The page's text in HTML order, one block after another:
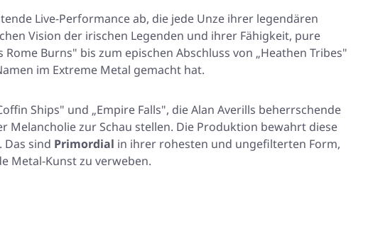
Live-Performance ab, die jede Unze ihrer legendären
Vision der irischen Legenden und ihrer Fähigkeit, pure
Burns" bis zum epischen Abschluss von „Heathen Tribes"
im Extreme Metal gemacht hat.
Ships" und „Empire Falls", die Alan Averills beherrschende
zur Schau stellen. Die Produktion bewahrt diese
Das sind Primordial in ihrer rohesten und ungefilterten Form,
Metal-Kunst zu verweben.